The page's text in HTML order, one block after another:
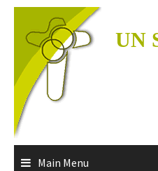
Skip
content
UN
Main Menu